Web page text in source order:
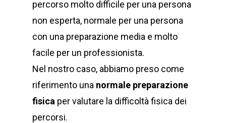
percorso molto difficile per una persona
non esperta, normale per una persona
con una preparazione media e molto
facile per un professionista.
Nel nostro caso, abbiamo preso come
riferimento una normale preparazione
fisica per valutare la difficoltà fisica dei
percorsi.